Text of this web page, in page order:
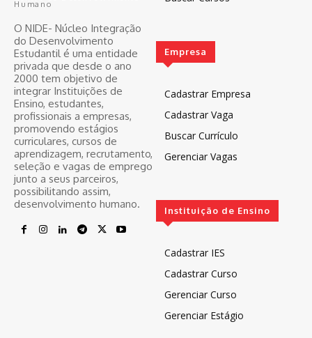
Humano
O NIDE- Núcleo Integração
do Desenvolvimento
Estudantil é uma entidade
privada que desde o ano
2000 tem objetivo de
integrar Instituições de
Ensino, estudantes,
profissionais a empresas,
promovendo estágios
curriculares, cursos de
aprendizagem, recrutamento,
seleção e vagas de emprego
junto a seus parceiros,
possibilitando assim,
desenvolvimento humano.
Empresa
Cadastrar Empresa
Cadastrar Vaga
Buscar Currículo
Gerenciar Vagas
Instituição de Ensino
Cadastrar IES
Cadastrar Curso
Gerenciar Curso
Gerenciar Estágio